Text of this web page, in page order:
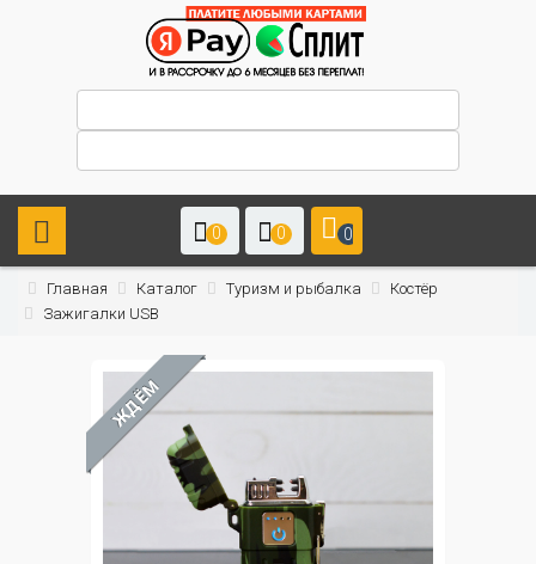
0 0 0
Главная Каталог Туризм и рыбалка
Костёр
Зажигалки USB
ЖДЁМ